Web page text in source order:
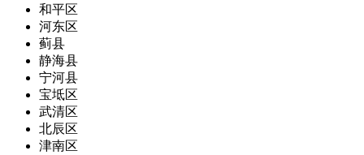
和平区
河东区
蓟县
静海县
宁河县
宝坻区
武清区
北辰区
津南区